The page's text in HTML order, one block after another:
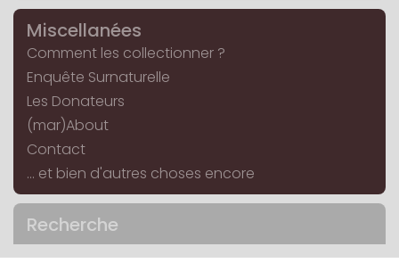
Miscellanées
Comment les collectionner ?
Enquête Surnaturelle
Les Donateurs
(mar)About
Contact
... et bien d'autres choses encore
Recherche